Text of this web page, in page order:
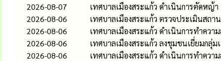
2026-08-07
เทศบาลเมืองสระแก้ว ดำเนินการตัดหญ้า
2026-08-06
เทศบาลเมืองสระแก้ว ตรวจประเมินสถ
2026-08-06
เทศบาลเมืองสระแก้ว ดำเนินการทำควา
2026-08-06
เทศบาลเมืองสระแก้ว ลงชุมชนเยี่ยมกลุ่ม
2026-08-06
เทศบาลเมืองสระแก้ว ดำเนินการทำควา